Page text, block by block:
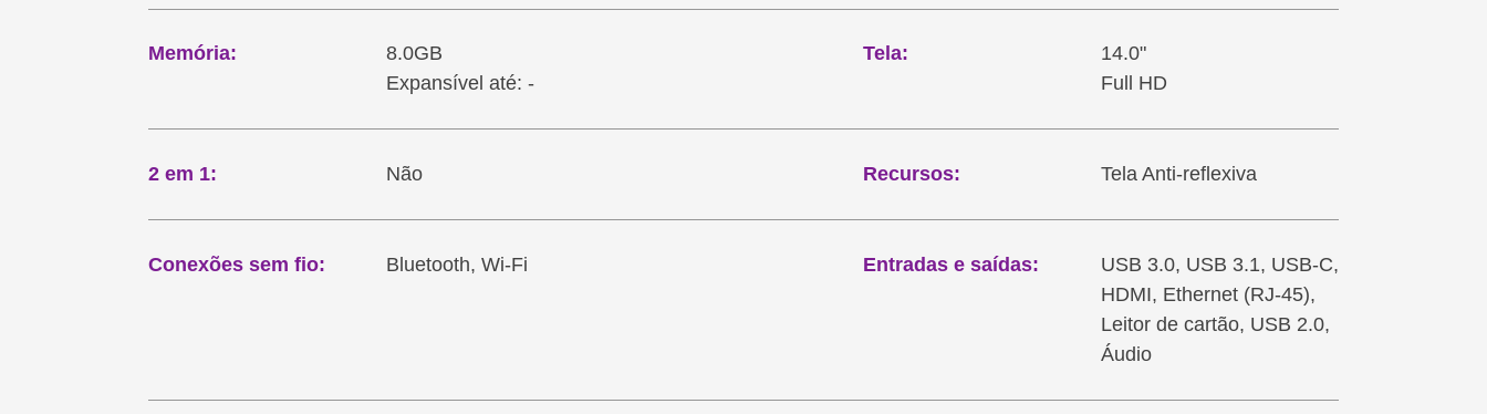
Memória:
8.0GB
Expansível até: -
Tela:
14.0"
Full HD
2 em 1: Não Recursos: Tela Anti-reflexiva
Conexões sem fio: Bluetooth, Wi-Fi Entradas e saídas:
USB 3.0, USB 3.1, USB-C,
HDMI, Ethernet (RJ-45),
Leitor de cartão, USB 2.0,
Áudio